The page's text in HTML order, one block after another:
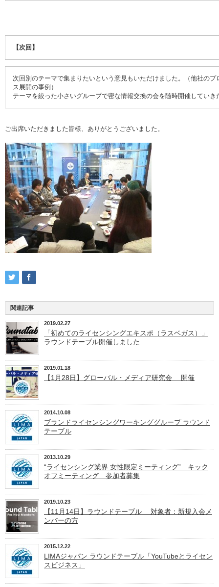
【次回】
次回別のテーマで集まりたいという意見もいただけました。（他社の
ス展開の事例）
テーマを絞った小さいグループで密な情報交換の会を随時開催していき
ご出席いただきました皆様、ありがとうございました。
関連記事
2019.02.27
「初めてのライセンシングエキスポ（ラスベガス）」
ラウンドテーブル開催しました
2019.01.18
【1月28日】グローバル・メディア研究会 開催
2014.10.08
ブランドライセンシングワーキンググループ ラウンド
テーブル
2013.10.29
“ライセンシング業界 女性限定ミーティング” キック
オフミーティング 参加者募集
2019.10.23
【11月14日】ラウンドテーブル 対象者：新規入会メ
ンバーの方
2015.12.22
LIMAジャパン ラウンドテーブル「YouTubeとライセン
スビジネス」